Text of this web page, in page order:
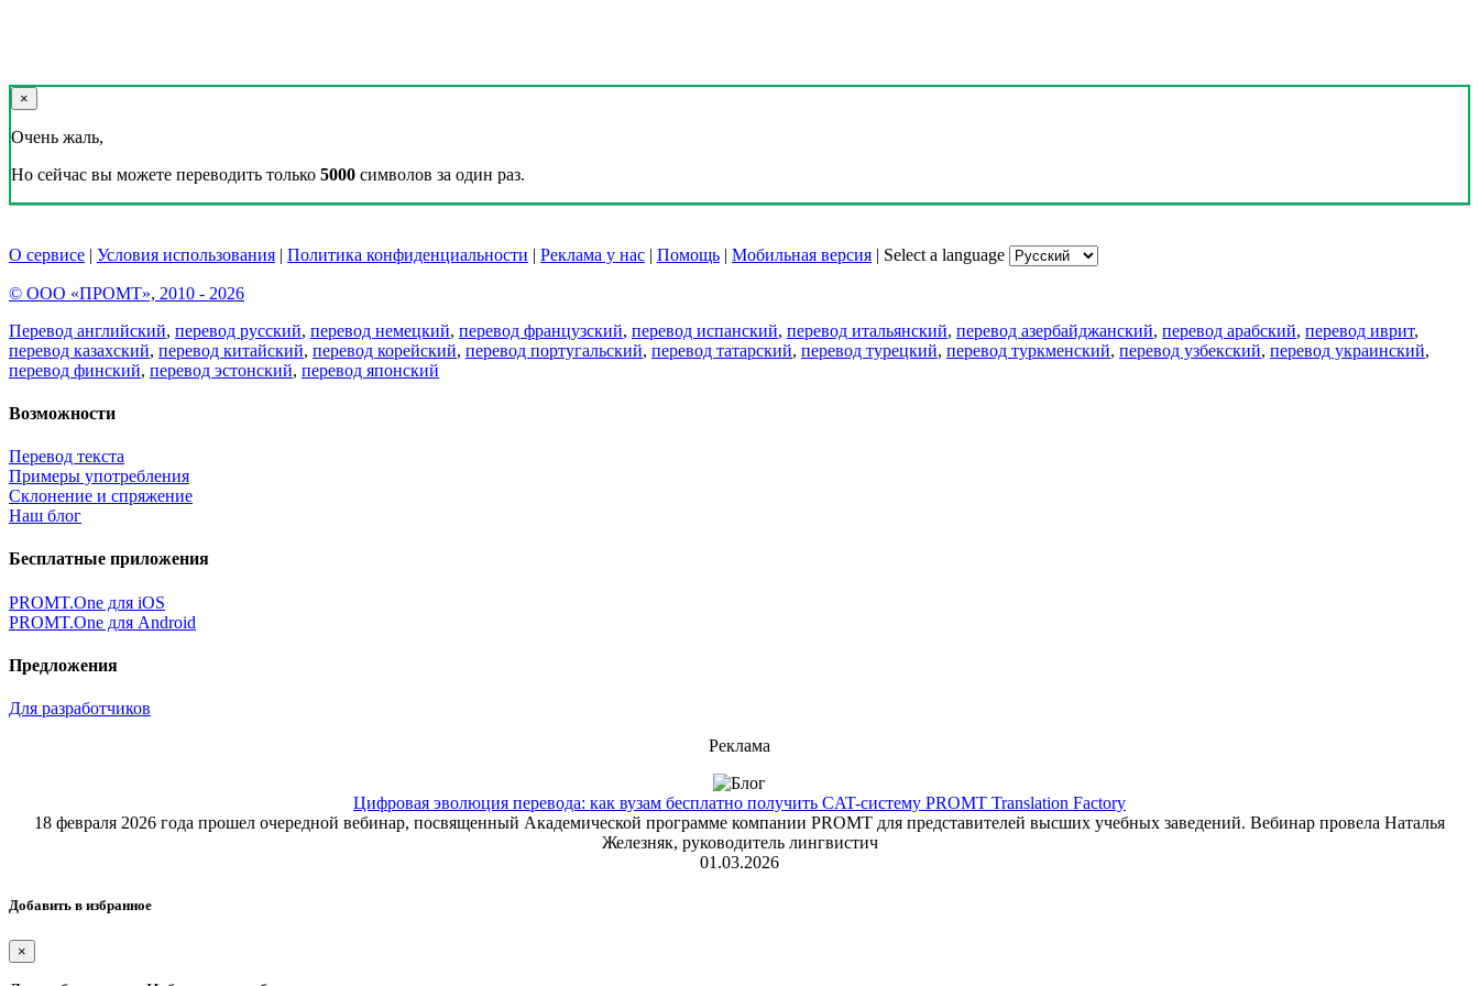
×
Очень жаль,
Но сейчас вы можете переводить только 5000 символов за один раз.
О сервисе | Условия использования | Политика конфиденциальности | Реклама у нас | Помощь | Мобильная версия | Select a language
© ООО «ПРОМТ», 2010 - 2026
Перевод английский, перевод русский, перевод немецкий, перевод французский, перевод испанский, перевод итальянский, перевод азербайджанский, перевод арабский, перевод иврит,
перевод казахский, перевод китайский, перевод корейский, перевод португальский, перевод татарский, перевод турецкий, перевод туркменский, перевод узбекский, перевод украинский,
перевод финский, перевод эстонский, перевод японский
Возможности
Перевод текста
Примеры употребления
Склонение и спряжение
Наш блог
Бесплатные приложения
PROMT.One для iOS
PROMT.One для Android
Предложения
Для разработчиков
Реклама
Цифровая эволюция перевода: как вузам бесплатно получить CAT-систему PROMT Translation Factory
18 февраля 2026 года прошел очередной вебинар, посвященный Академической программе компании PROMT для представителей высших учебных заведений. Вебинар провела Наталья
Железняк, руководитель лингвистич
01.03.2026
Добавить в избранное
×